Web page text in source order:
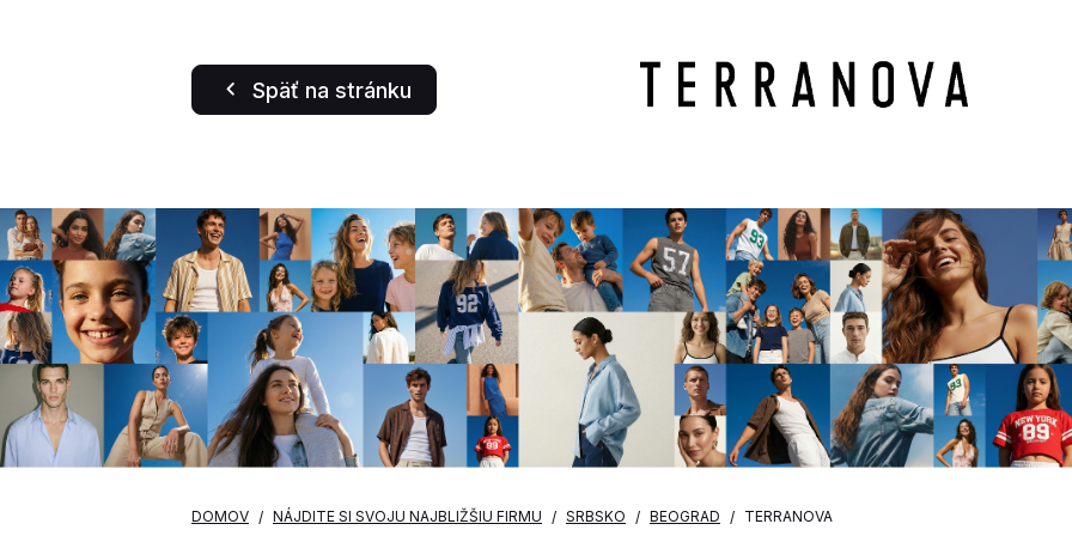
Späť na stránku
DOMOV NÁJDITE SI SVOJU NAJBLIŽŠIU FIRMU SRBSKO BEOGRAD TERRANOVA